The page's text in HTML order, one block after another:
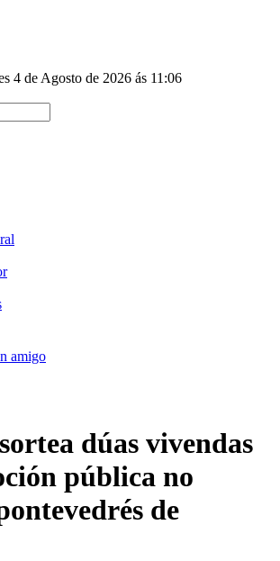
4 de Agosto de 2026 ás 11:06
amigo
dúas vivendas
pública no
de